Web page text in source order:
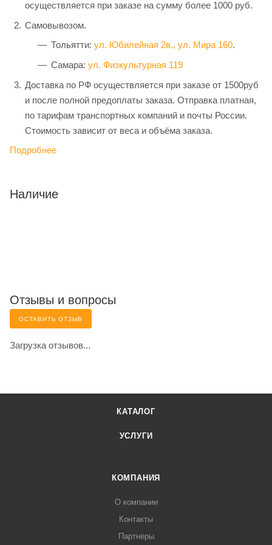
осуществляется при заказе на сумму более 1000 руб.
Самовывозом.
Тольятти: ул. Юбилейная 2в., ул. Мира 160.
Самара: ул. Физкультурная 119
Доставка по РФ осуществляется при заказе от 1500руб
и после полной предоплаты заказа. Отправка платная,
по тарифам транспортных компаний и почты России.
Стоимость зависит от веса и объёма заказа.
Подробнее
Наличие
Отзывы и вопросы
ОСТАВИТЬ ОТЗЫВ
Загрузка отзывов...
КАТАЛОГ
УСЛУГИ
КОМПАНИЯ
О компании
Контакты
Партнеры